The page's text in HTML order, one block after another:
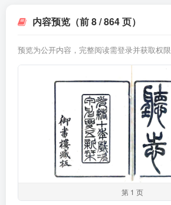
内容预览（前 8 / 864 页）
预览为公开内容，完整阅读需登录并获取权限
第 1 页